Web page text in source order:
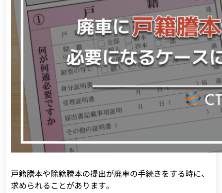
戸籍謄本や除籍謄本の提出が廃車の手続きをする時に、
求められることがあります。